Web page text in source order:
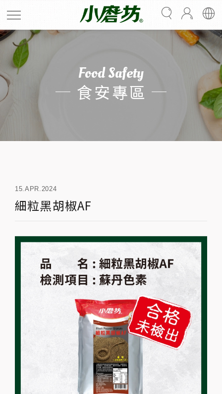
Food Safety
食安專區
15.APR.2024
細粒黑胡椒AF